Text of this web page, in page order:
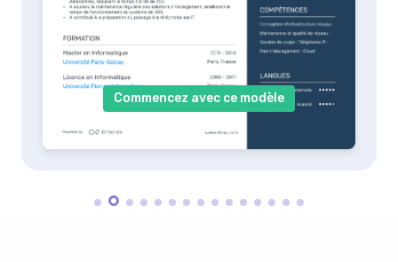
Commencez avec ce modèle